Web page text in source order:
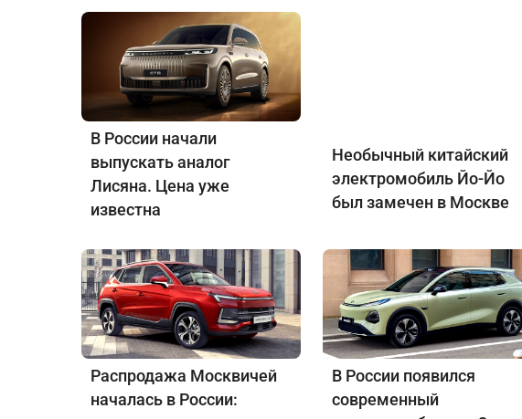
В России начали
выпускать аналог
Лисяна. Цена уже
известна
Необычный китайский
электромобиль Йо-Йо
был замечен в Москве
Распродажа Москвичей
началась в России:
В России появился
современный